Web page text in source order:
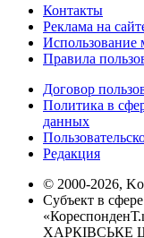
Контакты
Реклама на
Использование
Правила
Договор
Политика в
данных
Редакция
© 2000-2026,
Субъект в
ХАРКІВСЬКЕ